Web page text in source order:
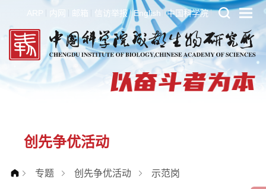
ARP 内网 邮箱 信访举报 English 中国科学院
创先争优活动
专题 创先争优活动 示范岗